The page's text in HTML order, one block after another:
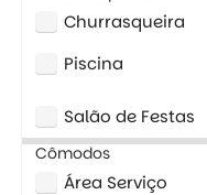
Churrasqueira
Piscina
Salão de Festas
Cômodos
Área Serviço